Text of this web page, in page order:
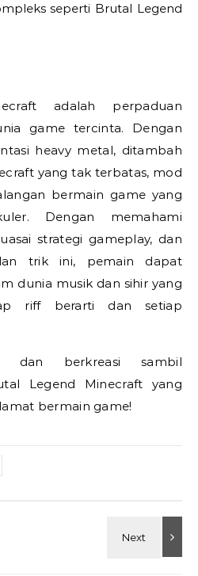
seperti Brutal Legend
adalah perpaduan
game tercinta. Dengan
heavy metal, ditambah
yang tak terbatas, mod
bermain game yang
Dengan memahami
strategi gameplay, dan
trik ini, pemain dapat
dunia musik dan sihir yang
riff berarti dan setiap
dan berkreasi sambil
Legend Minecraft yang
bermain game!